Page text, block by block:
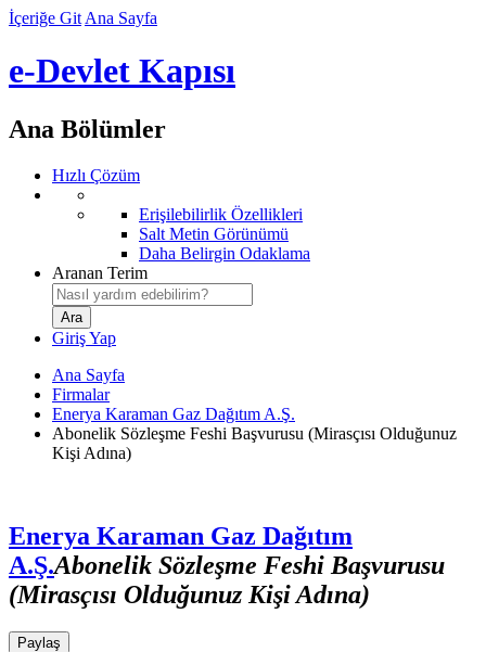
İçeriğe Git Ana Sayfa
e-Devlet Kapısı
Ana Bölümler
Hızlı Çözüm
Erişilebilirlik Özellikleri
Salt Metin Görünümü
Daha Belirgin Odaklama
Aranan Terim
Giriş Yap
Ana Sayfa
Firmalar
Enerya Karaman Gaz Dağıtım A.Ş.
Abonelik Sözleşme Feshi Başvurusu (Mirasçısı Olduğunuz
Kişi Adına)
Enerya Karaman Gaz Dağıtım
A.Ş.Abonelik Sözleşme Feshi Başvurusu
(Mirasçısı Olduğunuz Kişi Adına)
Paylaş